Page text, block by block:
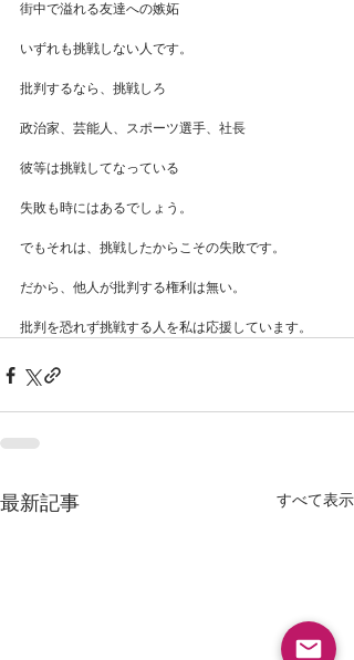
街中で溢れる友達への嫉妬
いずれも挑戦しない人です。
批判するなら、挑戦しろ
政治家、芸能人、スポーツ選手、社長
彼等は挑戦してなっている
失敗も時にはあるでしょう。
でもそれは、挑戦したからこその失敗です。
だから、他人が批判する権利は無い。
批判を恐れず挑戦する人を私は応援しています。
最新記事 すべて表示